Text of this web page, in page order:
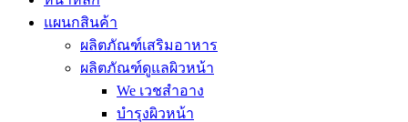
แผนกสินค้า
ผลิตภัณฑ์เสริมอาหาร
ผลิตภัณฑ์ดูแลผิวหน้า
We เวชสำอาง
บำรุงผิวหน้า